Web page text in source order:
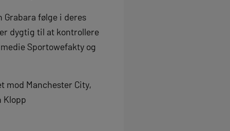
Grabara følge i deres
dygtig til at kontrollere
Sportowefakty og
mod Manchester City,
Klopp